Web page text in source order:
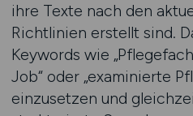
ihre Texte nach den
Richtlinien erstellt sind.
Keywords wie
Job“ oder „examinierte
einzusetzen und